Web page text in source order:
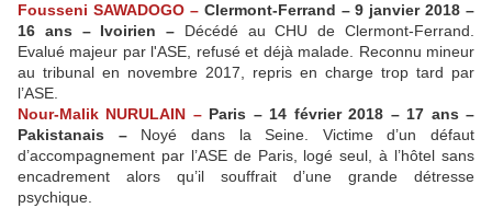
Fousseni SAWADOGO –Clermont-Ferrand – 9 janvier 2018 –
16 ans – Ivoirien – Décédé au CHU de Clermont-Ferrand.
Evalué majeur par l'ASE, refusé et déjà malade. Reconnu mineur
au tribunal en novembre 2017, repris en charge trop tard par
l’ASE.
Nour-Malik NURULAIN –Paris – 14 février 2018 – 17 ans –
Pakistanais –Noyé dans la Seine. Victime d’un défaut
d’accompagnement par l’ASE de Paris, logé seul, à l’hôtel sans
encadrement alors qu’il souffrait d’une grande détresse
psychique.